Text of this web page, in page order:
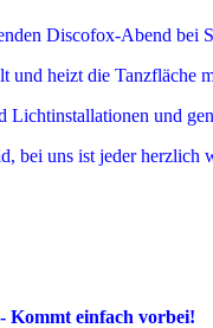
Discofox-Abend bei
heizt die Tanzfläche
und
bei uns ist jeder herzlich
Kommt einfach vorbei!